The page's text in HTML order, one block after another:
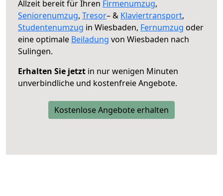
Allzeit bereit für Ihren Firmenumzug,
Seniorenumzug, Tresor– & Klaviertransport,
Studentenumzug in Wiesbaden, Fernumzug oder
eine optimale Beiladung von Wiesbaden nach
Sulingen.
Erhalten Sie jetzt in nur wenigen Minuten
unverbindliche und kostenfreie Angebote.
Kostenlose Angebote erhalten